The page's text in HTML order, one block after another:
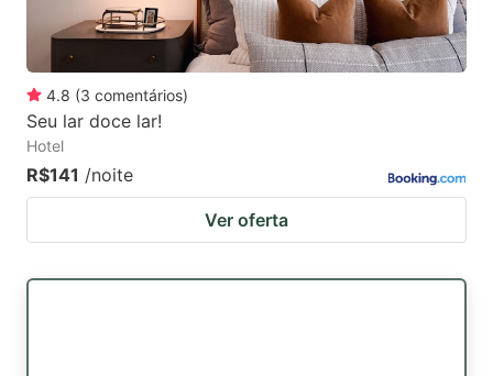
4.8 (3 comentários)
Seu lar doce lar!
Hotel
R$141 /noite
Ver oferta